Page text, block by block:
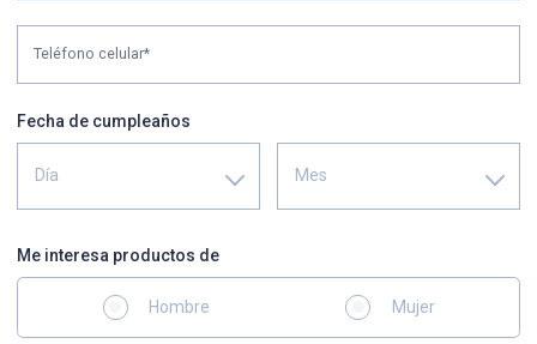
Teléfono celular*
Fecha de cumpleaños
Día Mes
Me interesa productos de
Hombre Mujer